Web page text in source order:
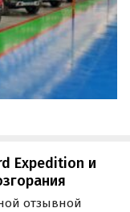
Expedition и
отзывной